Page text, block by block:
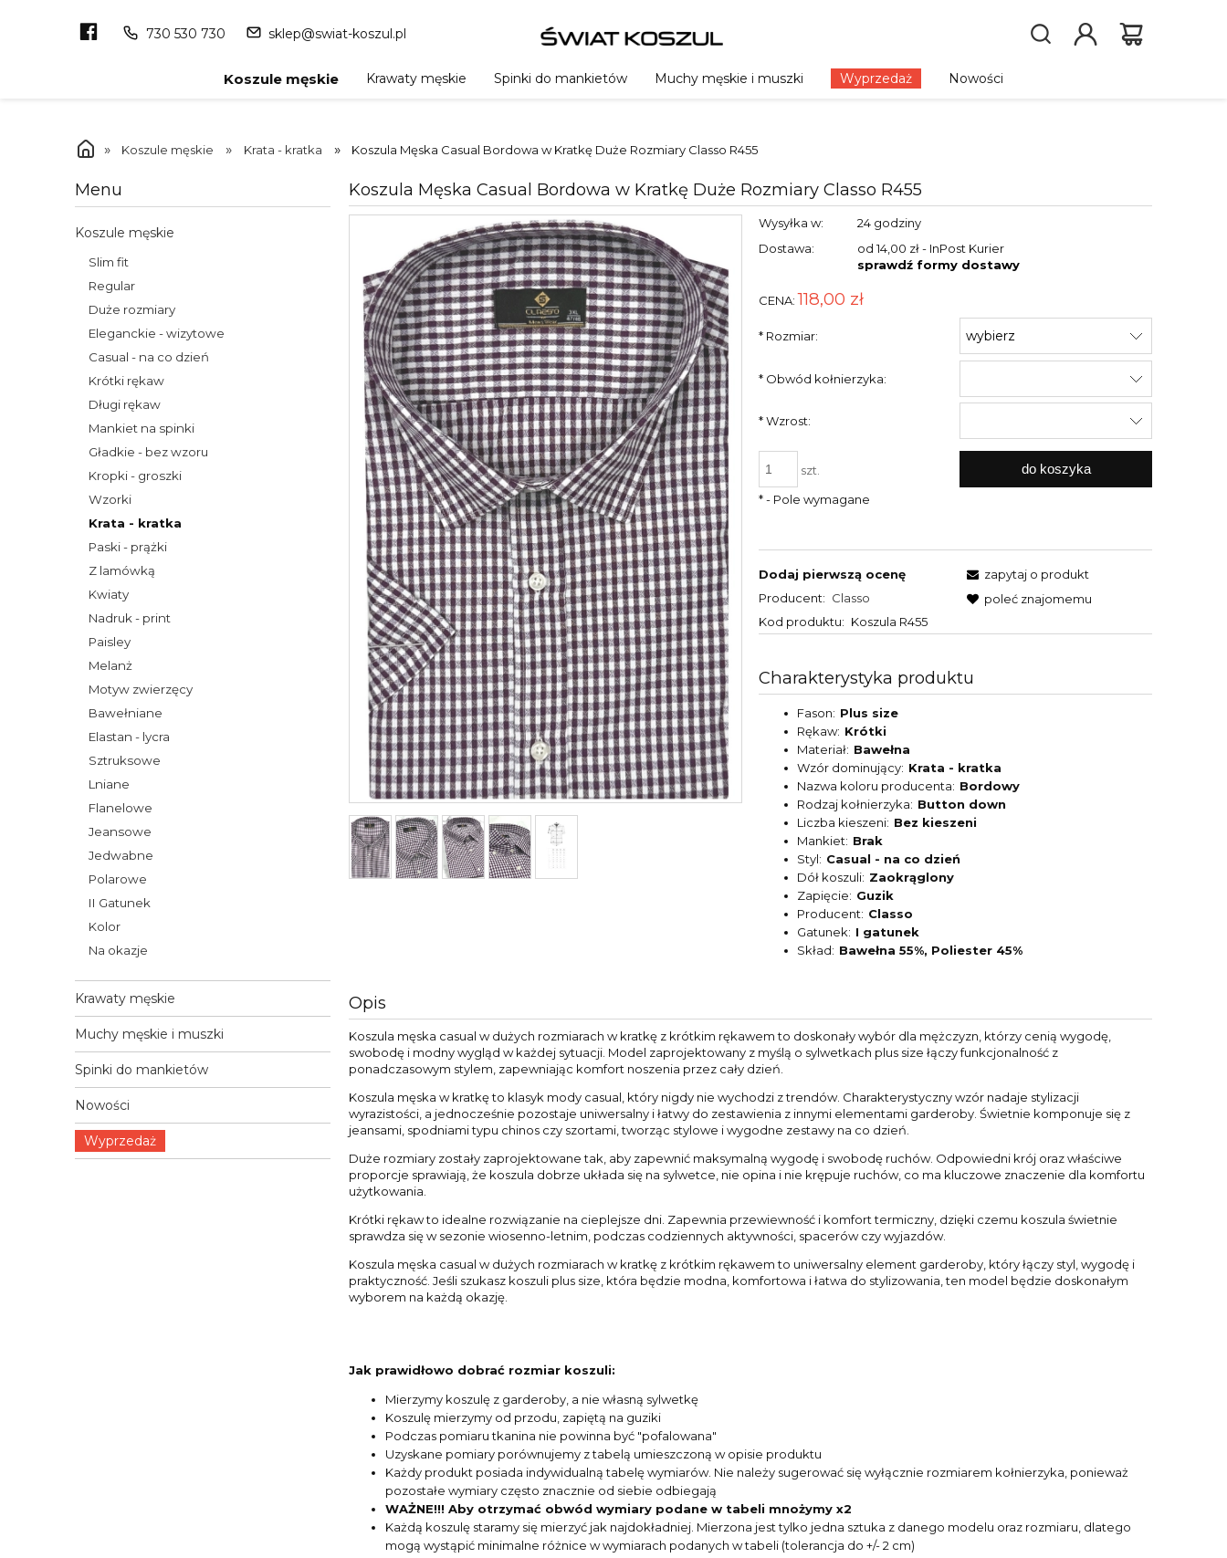
Koszule męskie Krawaty męskie Spinki do mankietów Muchy męskie i muszki Wyprzedaż Nowości
» Koszule męskie » Krata - kratka » Koszula Męska Casual Bordowa w Kratkę Duże Rozmiary Classo R455
Menu
Koszule męskie
Slim fit
Regular
Duże rozmiary
Eleganckie - wizytowe
Casual - na co dzień
Krótki rękaw
Długi rękaw
Mankiet na spinki
Gładkie - bez wzoru
Kropki - groszki
Wzorki
Krata - kratka
Paski - prążki
Z lamówką
Kwiaty
Nadruk - print
Paisley
Melanż
Motyw zwierzęcy
Bawełniane
Elastan - lycra
Sztruksowe
Lniane
Flanelowe
Jeansowe
Jedwabne
Polarowe
II Gatunek
Kolor
Na okazje
Krawaty męskie
Muchy męskie i muszki
Spinki do mankietów
Nowości
Wyprzedaż
Koszula Męska Casual Bordowa w Kratkę Duże Rozmiary Classo R455
Wysyłka w:
24 godziny
Dostawa:
od 14,00 zł- InPost Kurier
sprawdź formy dostawy
CENA: 118,00 zł
* Rozmiar:
* Obwód kołnierzyka:
*Wzrost:
szt. do koszyka
*- Pole wymagane
Dodaj pierwszą ocenę
Producent: Classo
Kod produktu: Koszula R455
zapytaj o produkt
poleć znajomemu
Charakterystyka produktu
Fason
Plus size
Rękaw Krótki
Materiał Bawełna
Wzór dominujący Krata - kratka
Nazwa koloru producenta
Bordowy
Rodzaj kołnierzyka
Button down
Liczba kieszeni Bez kieszeni
Mankiet
Brak
Styl
Casual - na co dzień
Dół koszuli Zaokrąglony
Zapięcie
Guzik
Producent
Classo
Gatunek
I gatunek
Skład
Bawełna 55%, Poliester 45%
Opis
Koszula męska casual w dużych rozmiarach w kratkę z krótkim rękawem to doskonały wybór dla mężczyzn, którzy cenią wygodę,
swobodę i modny wygląd w każdej sytuacji. Model zaprojektowany z myślą o sylwetkach plus size łączy funkcjonalność z
ponadczasowym stylem, zapewniając komfort noszenia przez cały dzień.
Koszula męska w kratkę to klasyk mody casual, który nigdy nie wychodzi z trendów. Charakterystyczny wzór nadaje stylizacji
wyrazistości, a jednocześnie pozostaje uniwersalny i łatwy do zestawienia z innymi elementami garderoby. Świetnie komponuje się z
jeansami, spodniami typu chinos czy szortami, tworząc stylowe i wygodne zestawy na co dzień.
Duże rozmiary zostały zaprojektowane tak, aby zapewnić maksymalną wygodę i swobodę ruchów. Odpowiedni krój oraz właściwe
proporcje sprawiają, że koszula dobrze układa się na sylwetce, nie opina i nie krępuje ruchów, co ma kluczowe znaczenie dla komfortu
użytkowania.
Krótki rękaw to idealne rozwiązanie na cieplejsze dni. Zapewnia przewiewność i komfort termiczny, dzięki czemu koszula świetnie
sprawdza się w sezonie wiosenno-letnim, podczas codziennych aktywności, spacerów czy wyjazdów.
Koszula męska casual w dużych rozmiarach w kratkę z krótkim rękawem to uniwersalny element garderoby, który łączy styl, wygodę i
praktyczność. Jeśli szukasz koszuli plus size, która będzie modna, komfortowa i łatwa do stylizowania, ten model będzie doskonałym
wyborem na każdą okazję.
Jak prawidłowo dobrać rozmiar koszuli:
Mierzymy koszulę z garderoby, a nie własną sylwetkę
Koszulę mierzymy od przodu, zapiętą na guziki
Podczas pomiaru tkanina nie powinna być "pofalowana"
Uzyskane pomiary porównujemy z tabelą umieszczoną w opisie produktu
Każdy produkt posiada indywidualną tabelę wymiarów. Nie należy sugerować się wyłącznie rozmiarem kołnierzyka, ponieważ
pozostałe wymiary często znacznie od siebie odbiegają
WAŻNE!!! Aby otrzymać obwód wymiary podane w tabeli mnożymy x2
Każdą koszulę staramy się mierzyć jak najdokładniej. Mierzona jest tylko jedna sztuka z danego modelu oraz rozmiaru, dlatego
mogą wystąpić minimalne różnice w wymiarach podanych w tabeli (tolerancja do +/- 2 cm)
730 530 730 sklep@swiat-koszul.pl